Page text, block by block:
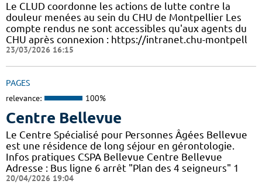
Le CLUD coordonne les actions de lutte contre la
douleur menées au sein du CHU de Montpellier Les
compte rendus ne sont accessibles qu'aux agents du
CHU après connexion : https://intranet.chu-montpell
23/03/2026 16:15
PAGES
relevance: 100%
Centre Bellevue
Le Centre Spécialisé pour Personnes Âgées Bellevue
est une résidence de long séjour en gérontologie.
Infos pratiques CSPA Bellevue Centre Bellevue
Adresse : Bus ligne 6 arrêt "Plan des 4 seigneurs" 1
20/04/2026 19:04